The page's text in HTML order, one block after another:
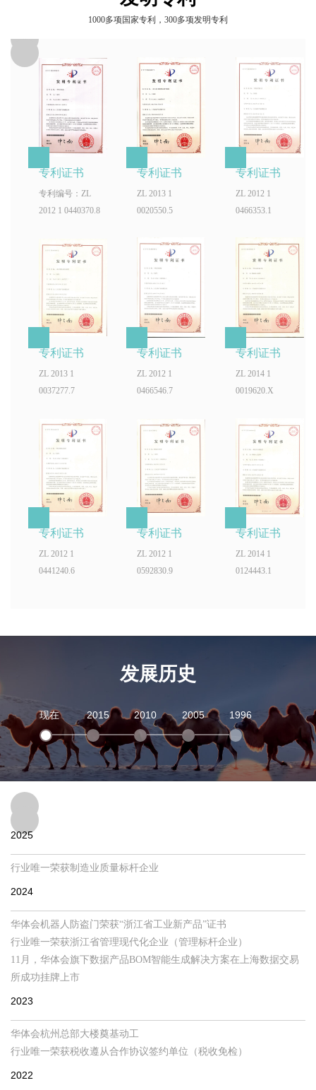
1000多项国家专利，300多项发明专利
专利证书
专利编号：ZL
2012 1 0440370.8
专利证书
ZL 2013 1
0020550.5
专利证书
ZL 2012 1
0466353.1
专利证书
ZL 2013 1
0037277.7
专利证书
ZL 2012 1
0466546.7
专利证书
ZL 2014 1
0019620.X
专利证书
ZL 2012 1
0441240.6
专利证书
ZL 2012 1
0592830.9
专利证书
ZL 2014 1
0124443.1
发展历史
现在 2015 2010 2005 1996
2025
行业唯一荣获制造业质量标杆企业
2024
华体会机器人防盗门荣获“浙江省工业新产品”证书
行业唯一荣获浙江省管理现代化企业（管理标杆企业）
11月，华体会旗下数据产品BOM智能生成解决方案在上海数据交易
所成功挂牌上市
2023
华体会杭州总部大楼奠基动工
行业唯一荣获税收遵从合作协议签约单位（税收免检）
2022